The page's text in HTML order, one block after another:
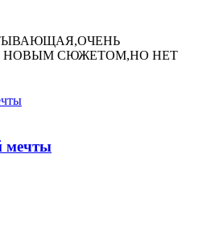
НОВЫМ СЮЖЕТОМ,НО НЕТ
мечты